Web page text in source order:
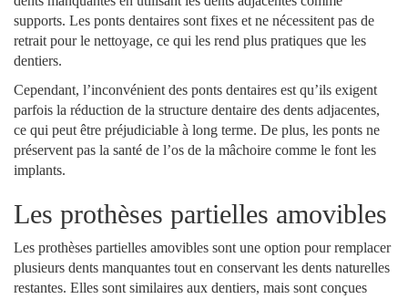
supports. Les ponts dentaires sont fixes et ne nécessitent pas de
retrait pour le nettoyage, ce qui les rend plus pratiques que les
dentiers.
Cependant, l’inconvénient des ponts dentaires est qu’ils exigent
parfois la réduction de la structure dentaire des dents adjacentes,
ce qui peut être préjudiciable à long terme. De plus, les ponts ne
préservent pas la santé de l’os de la mâchoire comme le font les
implants.
Les prothèses partielles amovibles
Les prothèses partielles amovibles sont une option pour remplacer
plusieurs dents manquantes tout en conservant les dents naturelles
restantes. Elles sont similaires aux dentiers, mais sont conçues